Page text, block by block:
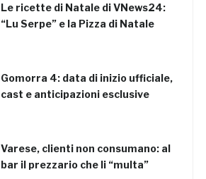
Le ricette di Natale di VNews24:
“Lu Serpe” e la Pizza di Natale
Gomorra 4: data di inizio ufficiale,
cast e anticipazioni esclusive
Varese, clienti non consumano: al
bar il prezzario che li “multa”